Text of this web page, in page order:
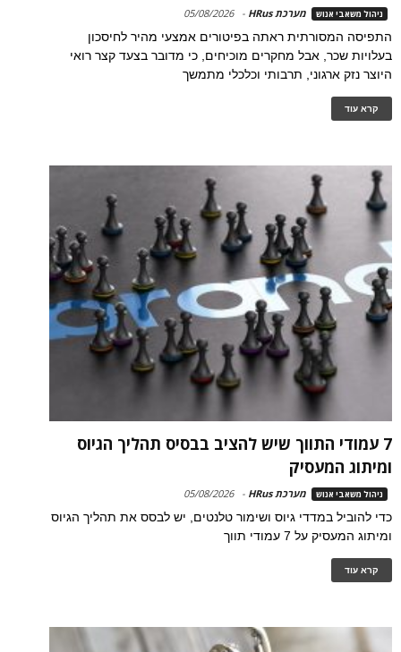
ניהול משאבי אנוש מערכת HRus -
05/08/2026
התפיסה המסורתית ראתה בפיטורים אמצעי מהיר לחיסכון
בעלויות שכר, אבל מחקרים מוכיחים, כי מדובר בצעד קצר רואי
היוצר נזק ארגוני, תרבותי וכלכלי מתמשך
קרא עוד
7 עמודי התווך שיש להציב בבסיס תהליך הגיוס
ומיתוג המעסיק
ניהול משאבי אנוש מערכת HRus -
05/08/2026
כדי להוביל במדדי גיוס ושימור טלנטים, יש לבסס את תהליך הגיוס
ומיתוג המעסיק על 7 עמודי תווך
קרא עוד